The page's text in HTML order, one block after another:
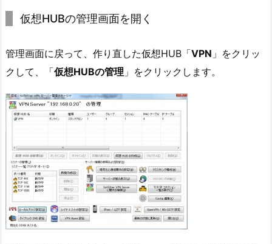
仮想HUBの管理画面を開く
管理画面に戻って、作り直した仮想HUB「VPN 」をクリッ
クして、「仮想HUBの管理 」をクリックします。